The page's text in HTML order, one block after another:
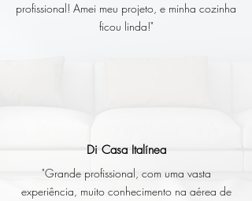
profissional! Amei meu projeto, e minha cozinha
ficou linda!"
Di Casa Italínea
"Grande profissional, com uma vasta
experiência, muito conhecimento na aérea de